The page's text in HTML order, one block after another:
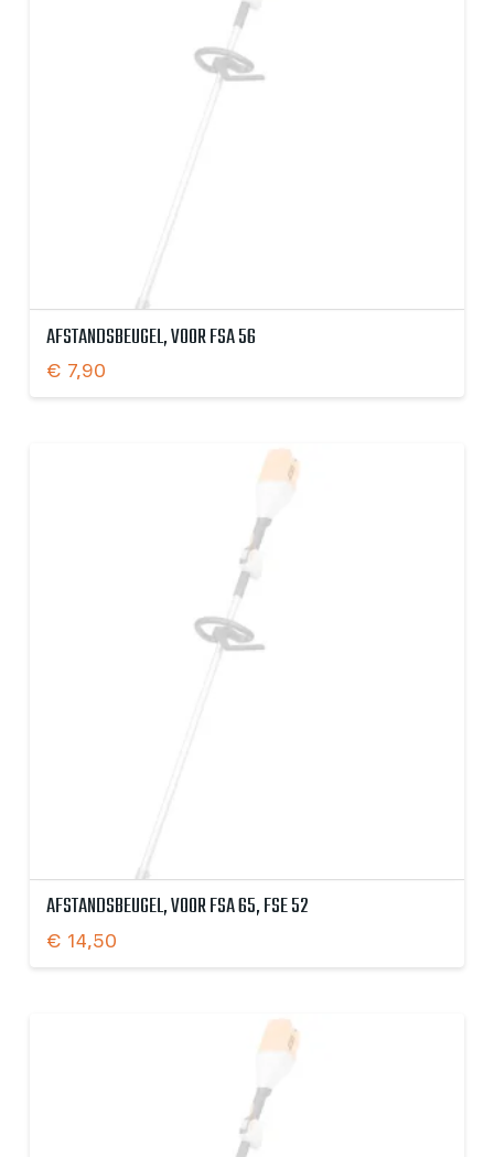
AFSTANDSBEUGEL, VOOR FSA 56
€ 7,90
AFSTANDSBEUGEL, VOOR FSA 65, FSE 52
€ 14,50